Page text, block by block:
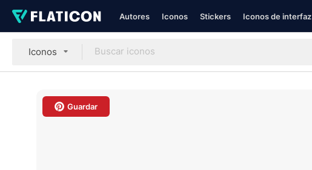
Autores Iconos Stickers Iconos de interfaz
Iconos
Guardar